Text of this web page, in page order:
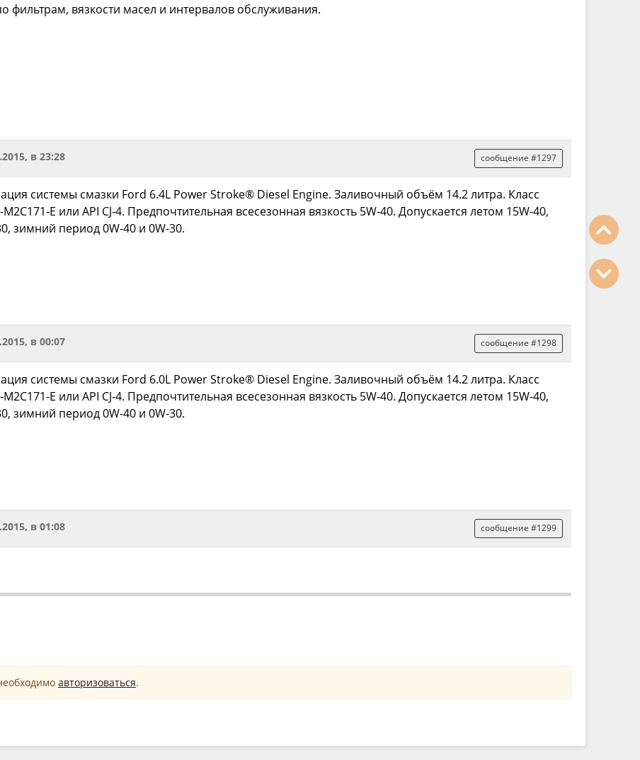
фильтрам, вязкости масел и интервалов обслуживания.
в 23:28 сообщение #1297
системы смазки Ford 6.4L Power Stroke® Diesel Engine. Заливочный объём 14.2 литра. Класс
M2C171-E или API CJ-4. Предпочтительная всесезонная вязкость 5W-40. Допускается летом 15W-40,
зимний период 0W-40 и 0W-30.
в 00:07 сообщение #1298
системы смазки Ford 6.0L Power Stroke® Diesel Engine. Заливочный объём 14.2 литра. Класс
M2C171-E или API CJ-4. Предпочтительная всесезонная вязкость 5W-40. Допускается летом 15W-40,
зимний период 0W-40 и 0W-30.
в 01:08 сообщение #1299
авторизоваться.